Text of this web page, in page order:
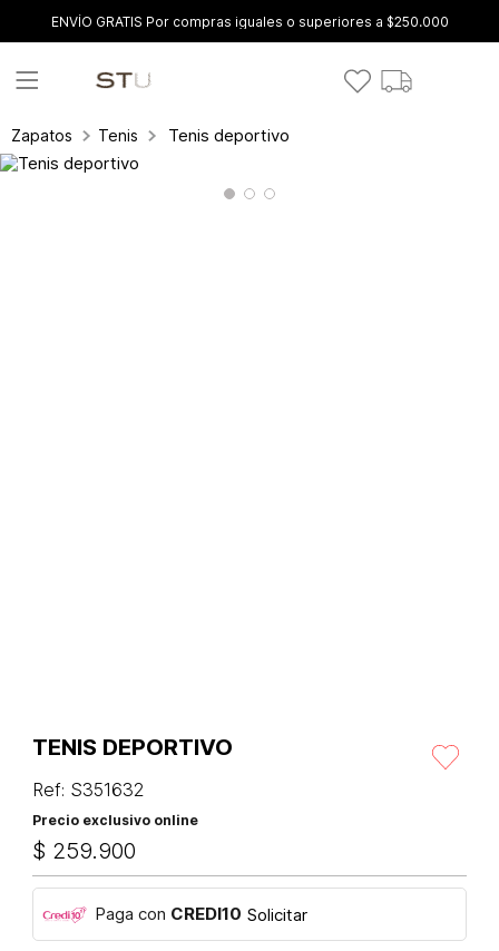
ENVÍO GRATIS Por compras iguales o superiores a $250.000
Zapatos Tenis Tenis deportivo
TENIS DEPORTIVO
Ref: S351632
Precio exclusivo online
$ 259.900
Paga con CREDI10 Solicitar